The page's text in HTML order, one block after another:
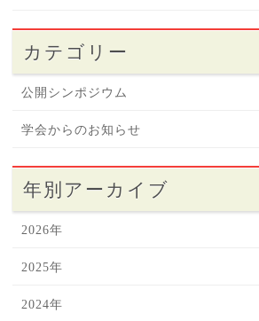
カテゴリー
公開シンポジウム
学会からのお知らせ
年別アーカイブ
2026年
2025年
2024年